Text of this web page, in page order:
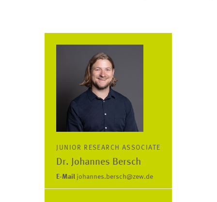
JUNIOR RESEARCH ASSOCIATE
Dr. Johannes Bersch
E-Mail johannes.bersch@zew.de